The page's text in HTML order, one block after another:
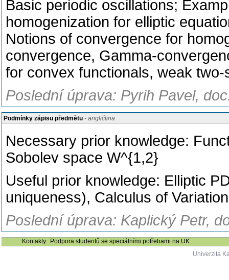
Basic periodic oscillations;
homogenization for elliptic
Notions of convergence for
convergence, Gamma-
for convex functionals, weak
Poslední úprava: Pyrih Pavel,
Podmínky zápisu předmětu - angličtina
Necessary prior knowledge:
Sobolev space W^{1,2}
Useful prior knowledge: Elliptic
uniqueness), Calculus of
Poslední úprava: Kaplický Petr,
Kontakty
Podpora studentů se speciálními potřebami na UK
Univerzita